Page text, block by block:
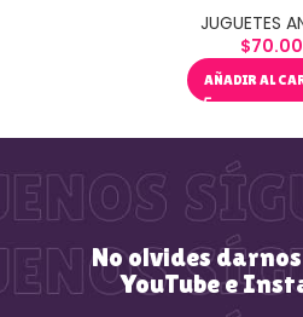
JUGUETES
$70.00
AÑADIR AL
No olvides
YouTube e